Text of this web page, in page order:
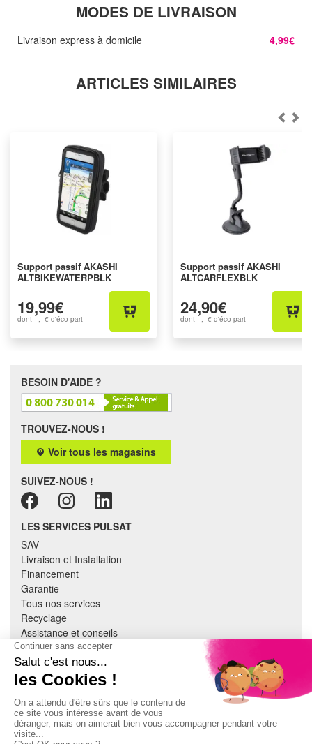
MODES DE LIVRAISON
Livraison express à domicile 4,99€
ARTICLES SIMILAIRES
Support passif AKASHI
ALTBIKEWATERPBLK
19,99€
dont --,--€ d'éco-part
Support passif AKASHI
ALTCARFLEXBLK
24,90€
dont --,--€ d'éco-part
BESOIN D'AIDE ?
TROUVEZ-NOUS !
Voir tous les magasins
SUIVEZ-NOUS !
LES SERVICES PULSAT
SAV
Livraison et Installation
Financement
Garantie
Tous nos services
Recyclage
Assistance et conseils
Cuisine équipée
Literie
Nous contacter
À PROPOS
CGV